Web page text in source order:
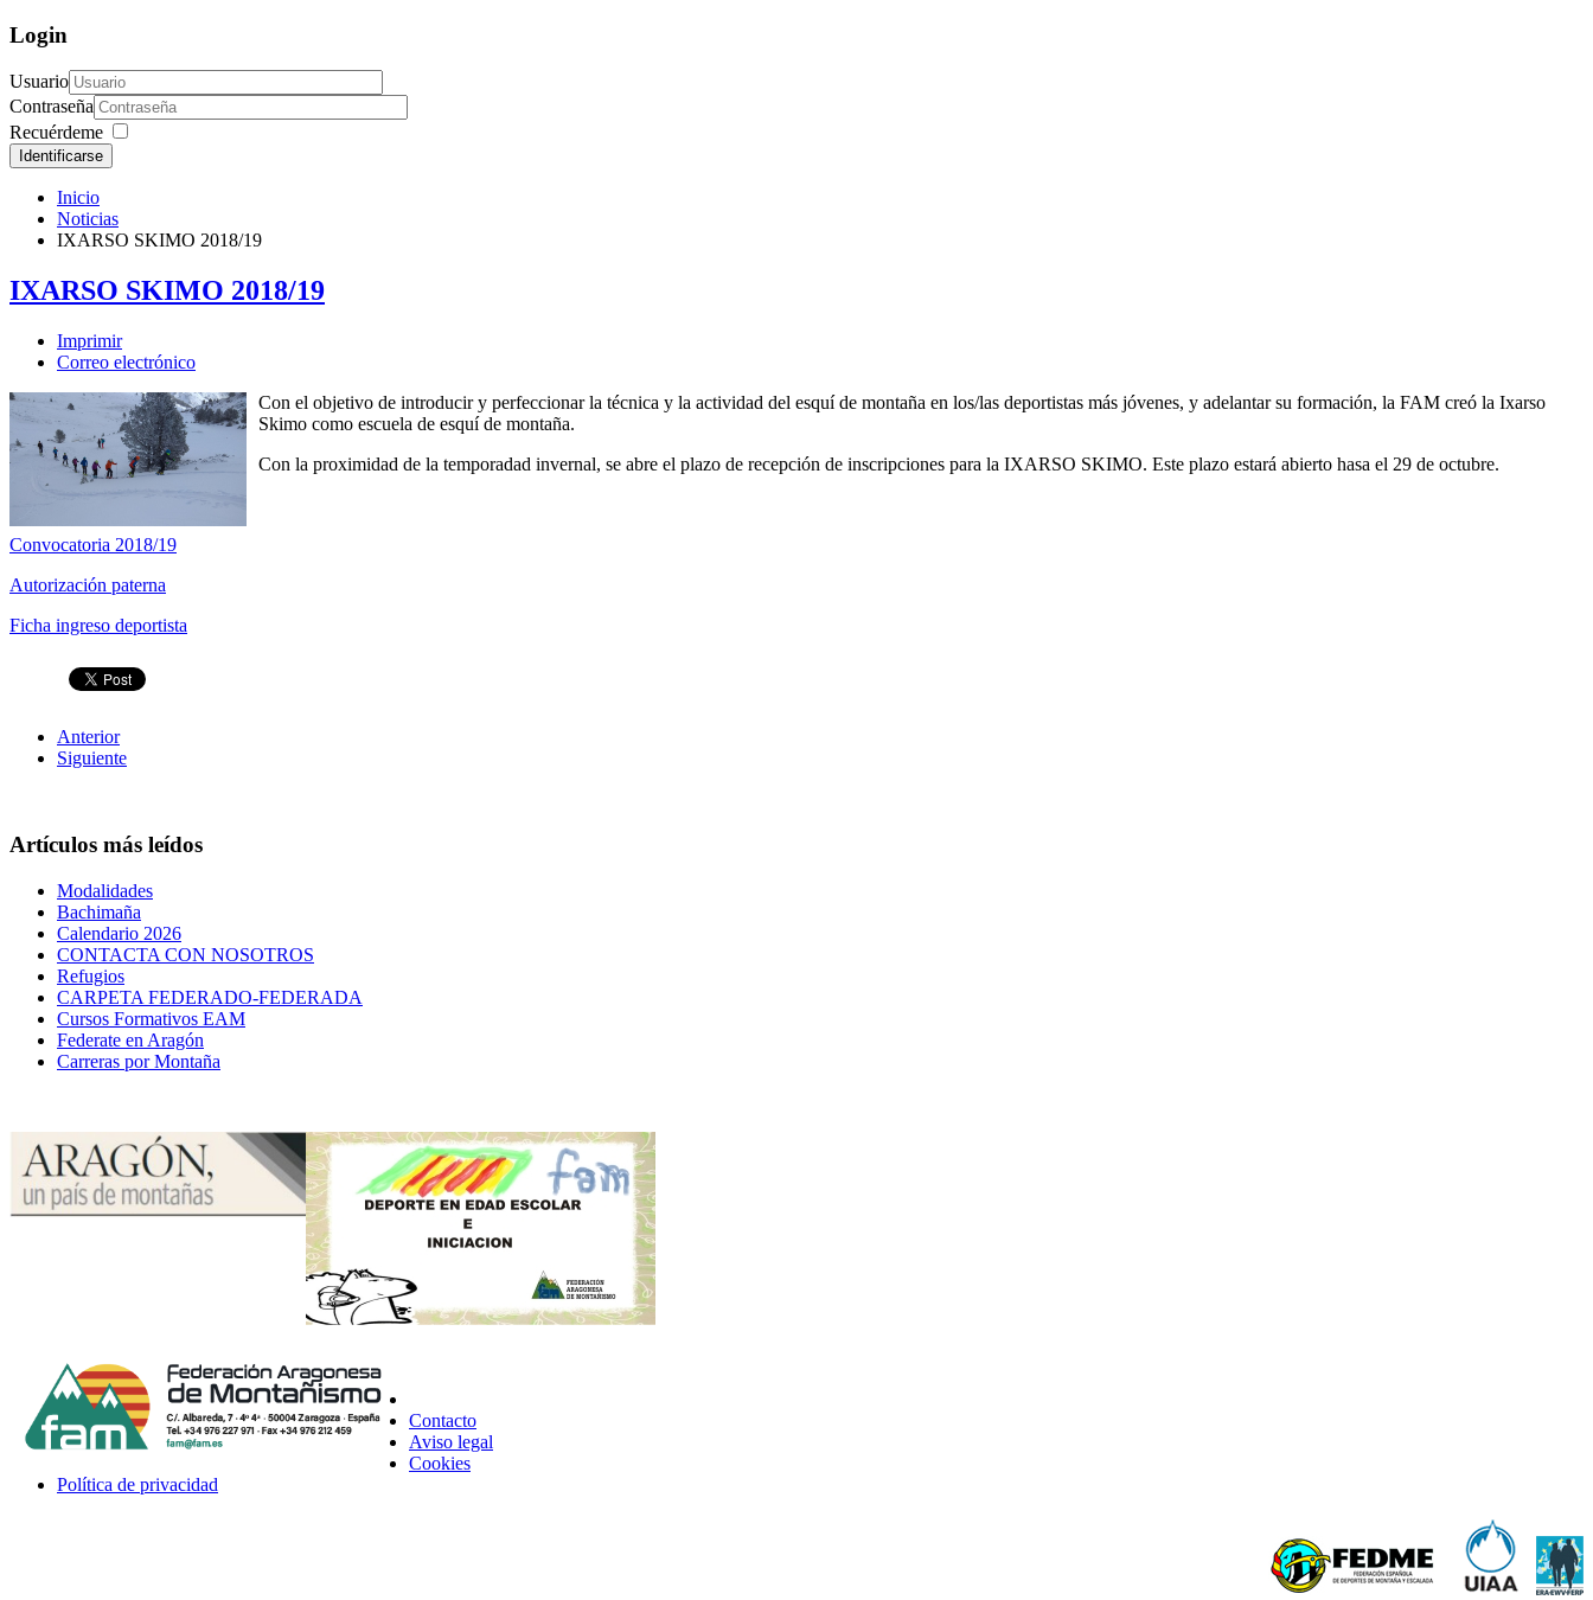
Login
Usuario
Contraseña
Recuérdeme
Identificarse
Inicio
Noticias
IXARSO SKIMO 2018/19
IXARSO SKIMO 2018/19
Imprimir
Correo electrónico
Con el objetivo de introducir y perfeccionar la técnica y la actividad del esquí de montaña en los/las deportistas más jóvenes, y adelantar su formación, la FAM creó la Ixarso
Skimo como escuela de esquí de montaña.
Con la proximidad de la temporadad invernal, se abre el plazo de recepción de inscripciones para la IXARSO SKIMO. Este plazo estará abierto hasa el 29 de octubre.
Convocatoria 2018/19
Autorización paterna
Ficha ingreso deportista
Anterior
Siguiente
Artículos más leídos
Modalidades
Bachimaña
Calendario 2026
CONTACTA CON NOSOTROS
Refugios
CARPETA FEDERADO-FEDERADA
Cursos Formativos EAM
Federate en Aragón
Carreras por Montaña
Contacto
Aviso legal
Cookies
Política de privacidad